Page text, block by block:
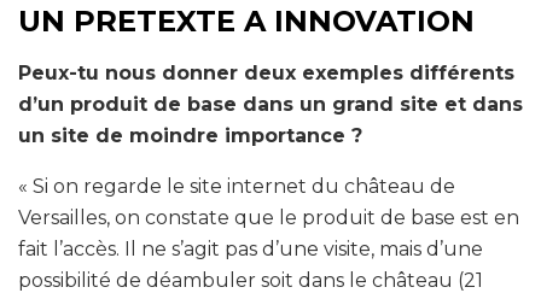
UN PRETEXTE A INNOVATION
Peux-tu nous donner deux exemples différents
d’un produit de base dans un grand site et dans
un site de moindre importance ?
« Si on regarde le site internet du château de
Versailles, on constate que le produit de base est en
fait l’accès. Il ne s’agit pas d’une visite, mais d’une
possibilité de déambuler soit dans le château (21